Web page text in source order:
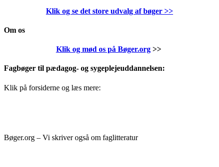
Klik og se det store udvalg af bøger >>
Om os
Klik og mød os på Bøger.org>>
Fagbøger til pædagog- og sygeplejeuddannelsen:
Klik på forsiderne og læs mere:
Bøger.org – Vi skriver også om faglitteratur